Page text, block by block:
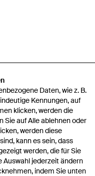
Daten, wie z. B.
Kennungen, auf
klicken, werden die
Sie auf Alle ablehnen oder
werden diese
kann es sein, dass
werden, die für Sie
Auswahl jederzeit ändern
indem Sie unten
Poc Milano T-Shirt